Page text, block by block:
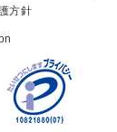
方針